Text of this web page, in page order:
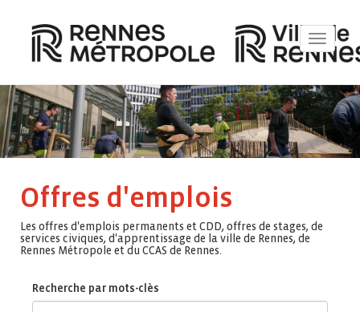
Toggle
Offres d'emplois
Les offres d'emplois permanents et CDD, offres de stages, de
services civiques, d'apprentissage de la ville de Rennes, de
Rennes Métropole et du CCAS de Rennes.
Recherche par mots-clès